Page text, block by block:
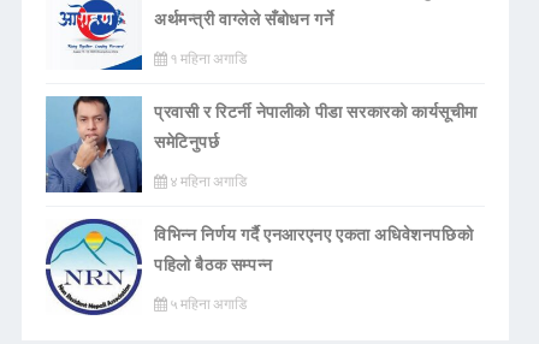
अर्थमन्त्री वाग्लेले सँबोधन गर्ने
१ महिना अगाडि
प्रवासी र रिटर्नी नेपालीको पीडा सरकारको कार्यसूचीमा
समेटिनुपर्छ
४ महिना अगाडि
विभिन्न निर्णय गर्दै एनआरएनए एकता अधिवेशनपछिको
पहिलो बैठक सम्पन्न
५ महिना अगाडि